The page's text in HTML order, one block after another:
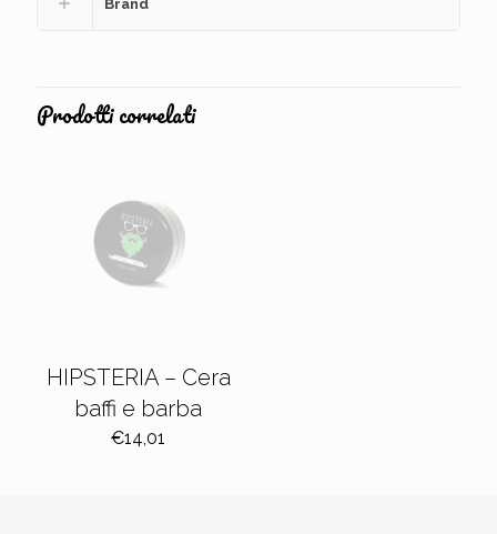
Brand
Prodotti correlati
HIPSTERIA – Cera
baffi e barba
€14,01